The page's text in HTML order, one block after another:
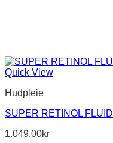
Quick View
Hudpleie
SUPER RETINOL FLUID
1.049,00kr